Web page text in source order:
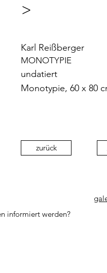
>
Karl Reißberger
MONOTYPIE
undatiert
Monotypie, 60 x 80
zurück
informiert werden?